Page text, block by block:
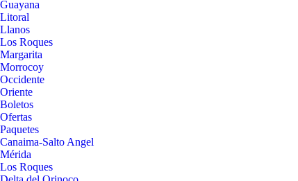
Guayana
Litoral
Llanos
Los Roques
Margarita
Morrocoy
Occidente
Oriente
Boletos
Ofertas
Paquetes
Canaima-Salto Angel
Mérida
Los Roques